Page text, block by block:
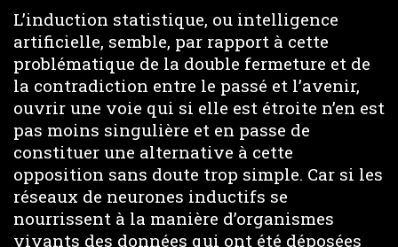
L’induction statistique, ou intelligence
artificielle, semble, par rapport à cette
problématique de la double fermeture et de
la contradiction entre le passé et l’avenir,
ouvrir une voie qui si elle est étroite n’en est
pas moins singulière et en passe de
constituer une alternative à cette
opposition sans doute trop simple. Car si les
réseaux de neurones inductifs se
nourrissent à la manière d’organismes
vivants des données qui ont été déposées